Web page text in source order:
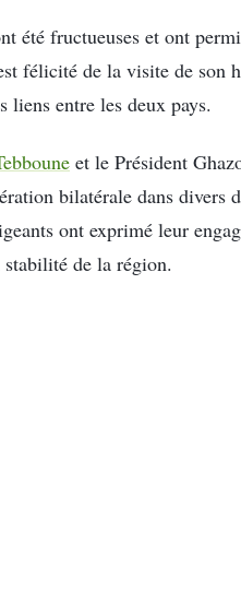
été fructueuses et ont
félicité de la visite de son
liens entre les deux pays.
et le Président
bilatérale dans divers
ont exprimé leur
de la région.